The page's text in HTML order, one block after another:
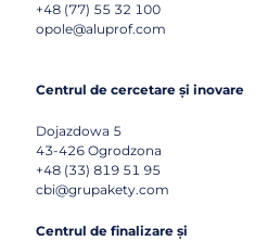
+48 (77) 55 32 100
opole@aluprof.com
Centrul de cercetare și inovare
Dojazdowa 5
43-426 Ogrodzona
+48 (33) 819 51 95
cbi@grupakety.com
Centrul de finalizare și